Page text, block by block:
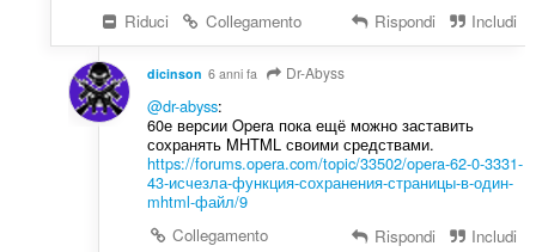
Riduci
Collegamento Rispondi Includi
dicinson 6 anni fa Dr-Abyss
@dr-abyss:
60е версии Opera пока ещё можно заставить
сохранять MHTML своими средствами.
https://forums.opera.com/topic/33502/opera-62-0-3331-
43-исчезла-функция-сохранения-страницы-в-один-
mhtml-файл/9
Collegamento
Rispondi Includi